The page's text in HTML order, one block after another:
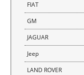
FIAT
GM
JAGUAR
Jeep
LAND ROVER